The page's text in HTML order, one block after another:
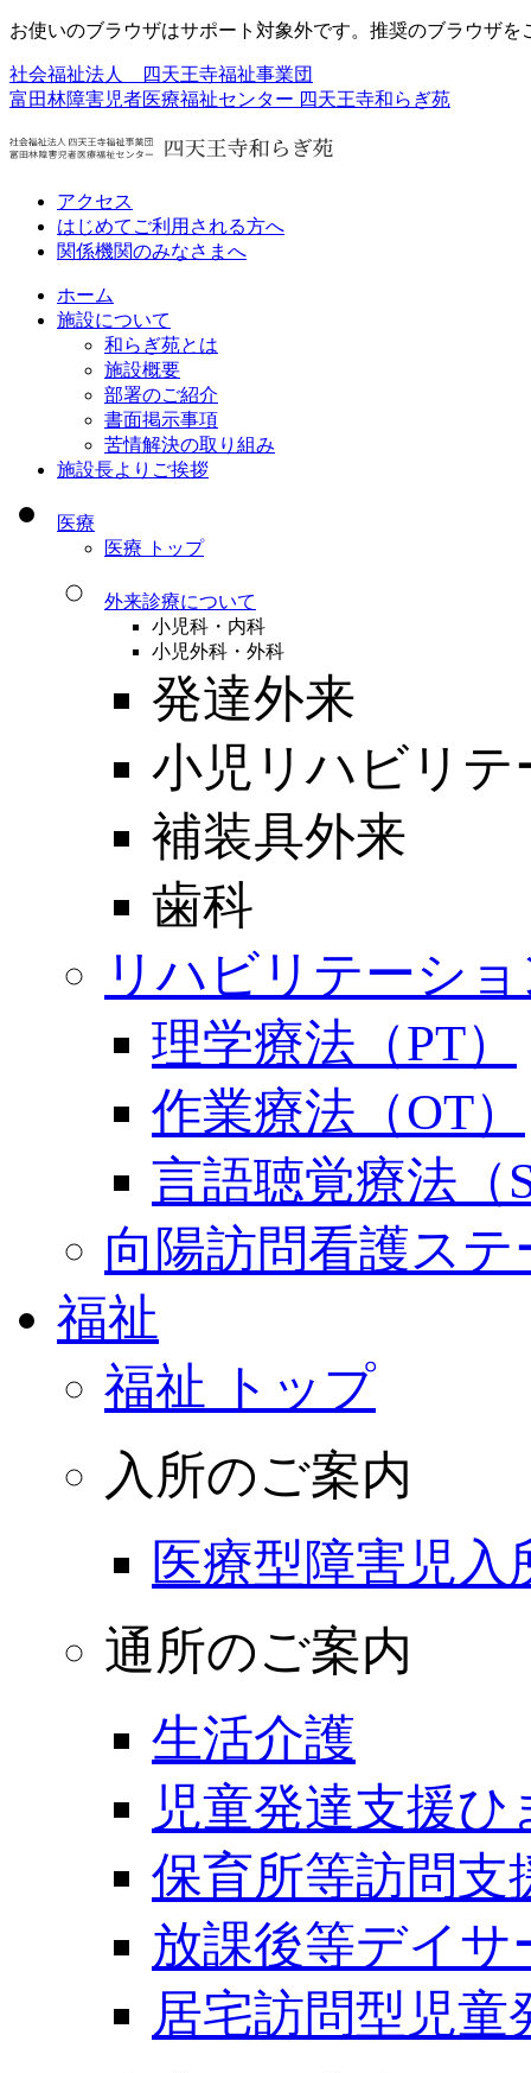
お使いのブラウザはサポート対象外です。推奨のブラウザを
社会福祉法人 四天王寺福祉事業団
富田林障害児者医療福祉センター 四天王寺和らぎ苑
アクセス
はじめてご利用される方へ
関係機関のみなさまへ
ホーム
施設について
和らぎ苑とは
施設概要
部署のご紹介
書面掲示事項
苦情解決の取り組み
施設長よりご挨拶
医療
医療 トップ
外来診療について
小児科・内科
小児外科・外科
発達外来
小児リハビリ
補装具外来
歯科
リハビリテーシ
理学療法（PT）
作業療法（OT）
言語聴覚療法（
向陽訪問看護ス
福祉
福祉 トップ
入所のご案内
医療型障害児
通所のご案内
生活介護
児童発達支援ひ
保育所等訪問支
放課後等デイサ
居宅訪問型児童